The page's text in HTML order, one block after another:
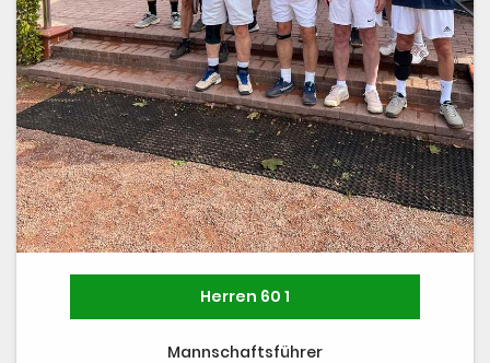
Herren 60 1
Mannschaftsführer